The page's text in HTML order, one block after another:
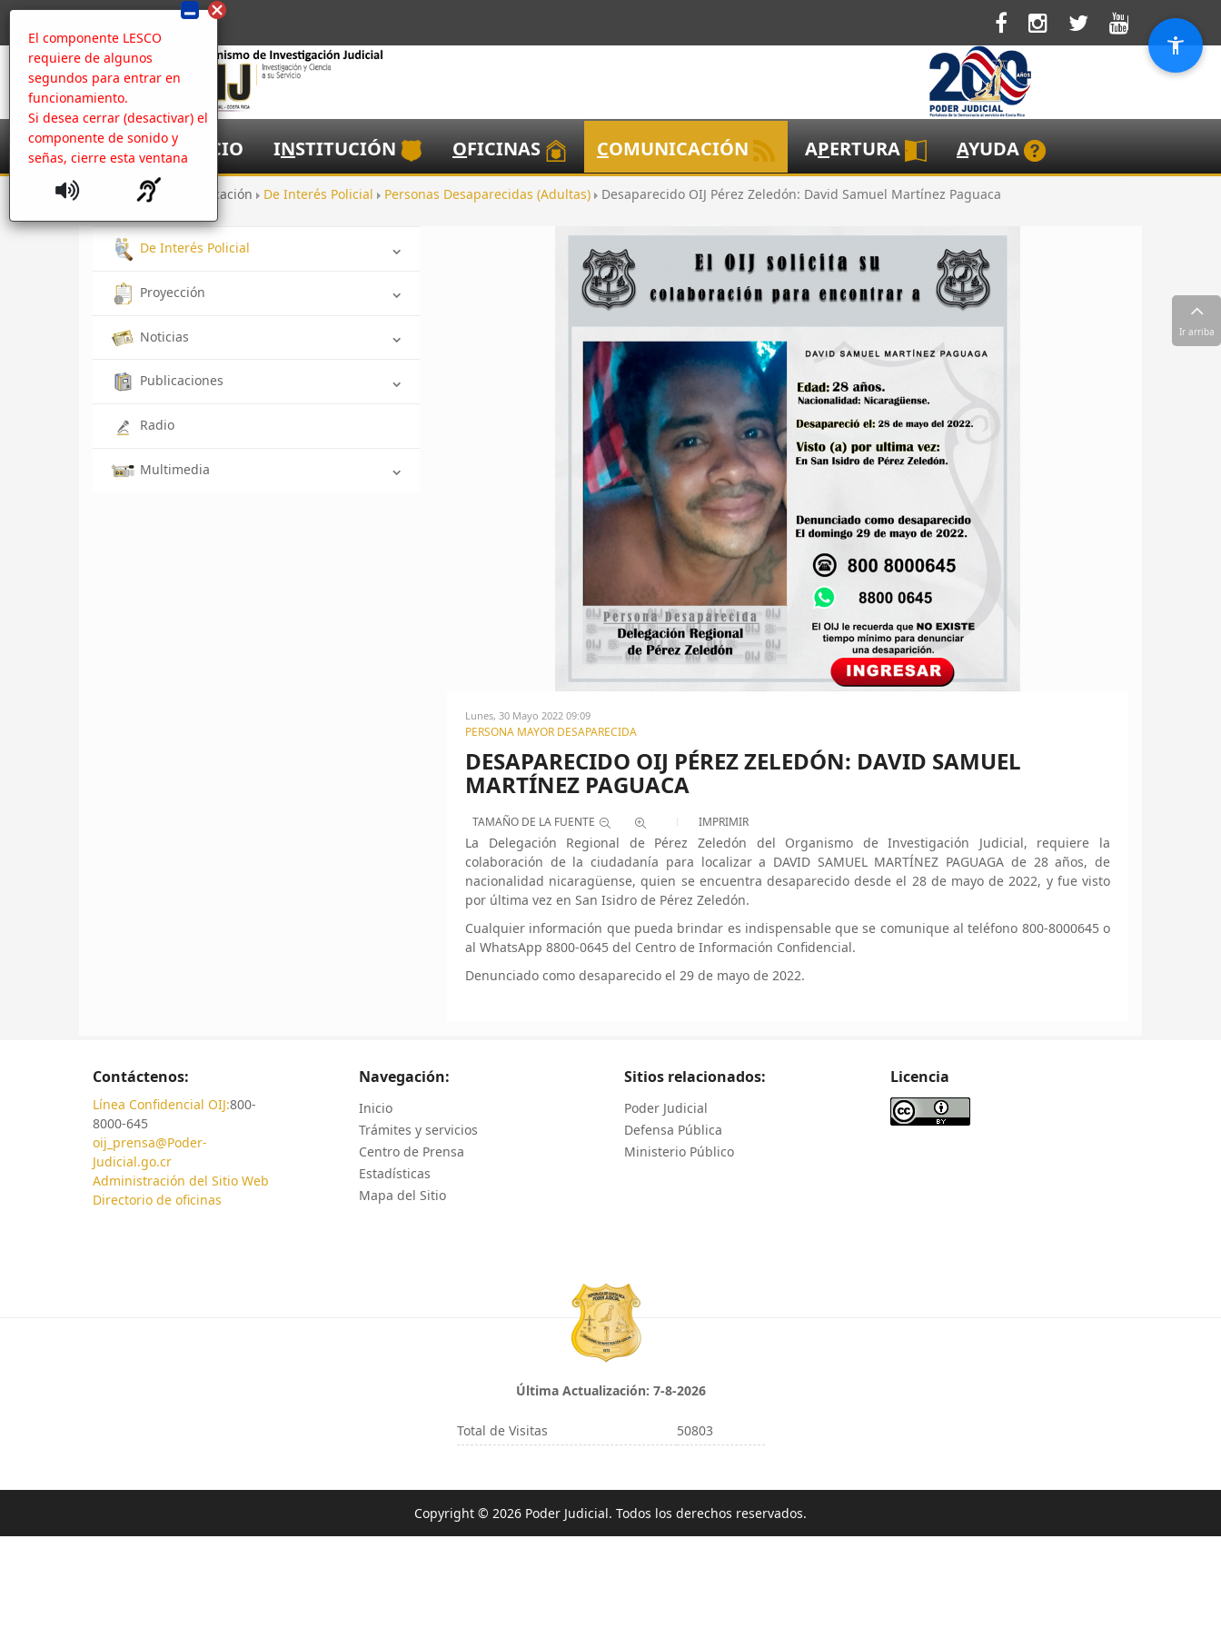
El componente LESCO
requiere de algunos
segundos para entrar en
funcionamiento.
Si desea cerrar (desactivar) el
componente de sonido y
señas, cierre esta ventana
NICIO INSTITUCIÓN OFICINAS COMUNICACIÓN APERTURA AYUDA
Inicio Comunicación De Interés Policial Personas Desaparecidas (Adultas) Desaparecido OIJ Pérez Zeledón: David Samuel Martínez Paguaca
De Interés Policial
Proyección
Noticias
Publicaciones
Radio
Multimedia
Lunes, 30 Mayo 2022 09:09
PERSONA MAYOR DESAPARECIDA
DESAPARECIDO OIJ PÉREZ ZELEDÓN: DAVID SAMUEL
MARTÍNEZ PAGUACA
TAMAÑO DE LA FUENTE IMPRIMIR
La Delegación Regional de Pérez Zeledón del Organismo de Investigación Judicial, requiere la
colaboración de la ciudadanía para localizar a DAVID SAMUEL MARTÍNEZ PAGUAGA de 28 años, de
nacionalidad nicaragüense, quien se encuentra desaparecido desde el 28 de mayo de 2022, y fue visto
por última vez en San Isidro de Pérez Zeledón.
Cualquier información que pueda brindar es indispensable que se comunique al teléfono 800-8000645 o
al WhatsApp 8800-0645 del Centro de Información Confidencial.
Denunciado como desaparecido el 29 de mayo de 2022.
Contáctenos:
Línea Confidencial OIJ:800-
8000-645
oij_prensa@Poder-
Judicial.go.cr
Administración del Sitio Web
Directorio de oficinas
Navegación:
Inicio
Trámites y servicios
Centro de Prensa
Estadísticas
Mapa del Sitio
Sitios relacionados:
Poder Judicial
Defensa Pública
Ministerio Público
Licencia
Última Actualización: 7-8-2026
Total de Visitas 50803
Copyright © 2026 Poder Judicial. Todos los derechos reservados.
Ir arriba